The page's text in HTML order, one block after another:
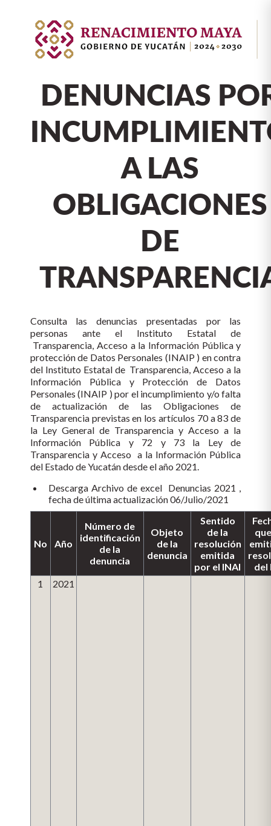
DENUNCIAS
A LAS
OBLIGACIONES
DE
Consulta las denuncias presentadas por las
personas ante el Instituto Estatal de
Transparencia, Acceso a la Información Pública y
protección de Datos Personales (INAIP ) en contra
del Instituto Estatal de Transparencia, Acceso a la
Información Pública y Protección de Datos
Personales (INAIP ) por el incumplimiento y/o falta
de actualización de las Obligaciones de
Transparencia previstas en los artículos 70 a 83 de
la Ley General de Transparencia y Acceso a la
Información Pública y 72 y 73 la Ley de
Transparencia y Acceso a la Información Pública
del Estado de Yucatán desde el año 2021.
Descarga Archivo de excel Denuncias 2021 ,
fecha de última actualización 06/Julio/2021
No Año
Número de
identificación
de la
denuncia
Objeto
de la
denuncia
Sentido
de la
resolución
emitida
por el INAI
del
1
2021